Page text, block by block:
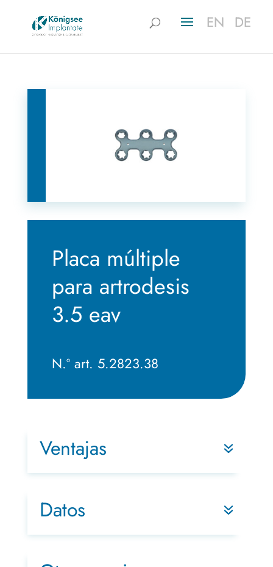
EN DE
EN DE
Placa múltiple
para artrodesis
3.5 eav
N.º art. 5.2823.38
Ventajas
Datos